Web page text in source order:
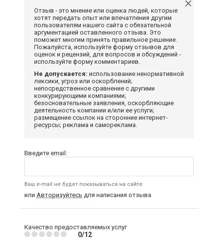
Отзыв - это мнение или оценка людей, которые
хотят передать опыт или впечатления другим
пользователям нашего сайта с обязательной
аргументацией оставленного отзыва. Это
поможет многим принять правильное решение.
Пожалуйста, используйте форму отзывов для
оценок и рецензий, для вопросов и обсуждений -
используйте форму комментариев.
Не допускается: использование ненормативной
лексики, угроз или оскорблений;
непосредственное сравнение с другими
конкурирующими компаниями;
безосновательные заявления, оскорбляющие
деятельность компании и/или ее услуги;
размещение ссылок на сторонние интернет-
ресурсы; реклама и самореклама.
Введите email:
Ваш e-mail не будет показываться на сайте
или Авторизуйтесь для написания отзыва
Качество предоставляемых услуг
0/12